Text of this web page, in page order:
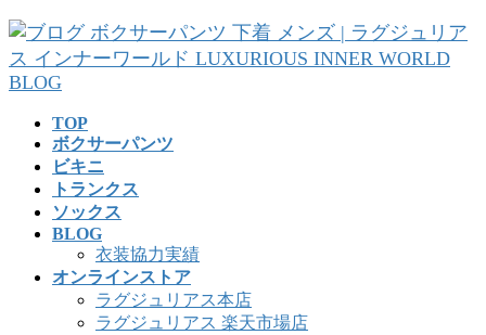
コ
ン
テ
ン
ナ
ビ
ゲ
ー
TOP
ボクサーパンツ
ビキニ
トランクス
ソックス
BLOG
衣装協力実績
オンラインストア
ラグジュリアス本店
ラグジュリアス 楽天市場店